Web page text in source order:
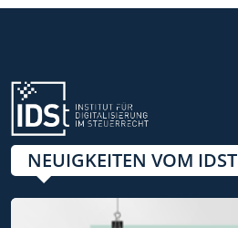
NEUIGKEITEN VOM IDST